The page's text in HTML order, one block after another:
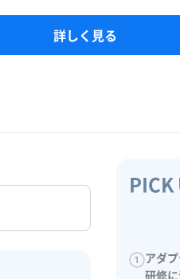
詳しく見る
PICK
1
アダ
研修